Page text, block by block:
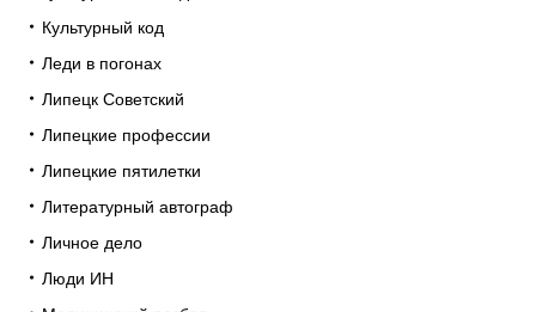
Культурный код
Леди в погонах
Липецк Советский
Липецкие профессии
Липецкие пятилетки
Литературный автограф
Личное дело
Люди ИН